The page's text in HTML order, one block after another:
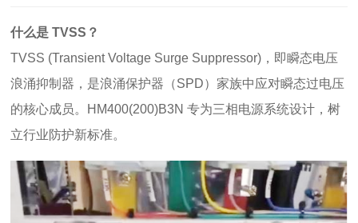
什么是 TVSS？
TVSS (Transient Voltage Surge Suppressor)，即瞬态电压
浪涌抑制器，是浪涌保护器（SPD）家族中应对瞬态过电压
的核心成员。HM400(200)B3N 专为三相电源系统设计，树
立行业防护新标准。